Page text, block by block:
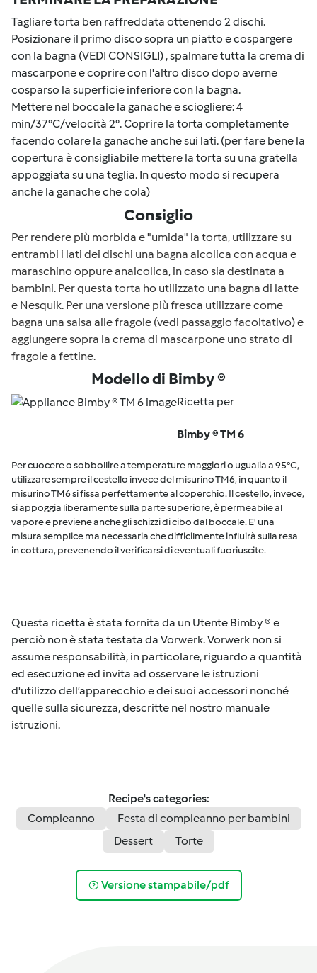
Tagliare torta ben raffreddata ottenendo 2 dischi.
Posizionare il primo disco sopra un piatto e cospargere
con la bagna (VEDI CONSIGLI) , spalmare tutta la crema di
mascarpone e coprire con l'altro disco dopo averne
cosparso la superficie inferiore con la bagna.
Mettere nel boccale la ganache e sciogliere: 4
min/37°C/velocità 2°. Coprire la torta completamente
facendo colare la ganache anche sui lati. (per fare bene la
copertura è consigliabile mettere la torta su una gratella
appoggiata su una teglia. In questo modo si recupera
anche la ganache che cola)
Consiglio
Per rendere più morbida e "umida" la torta, utilizzare su
entrambi i lati dei dischi una bagna alcolica con acqua e
maraschino oppure analcolica, in caso sia destinata a
bambini. Per questa torta ho utilizzato una bagna di latte
e Nesquik. Per una versione più fresca utilizzare come
bagna una salsa alle fragole (vedi passaggio facoltativo) e
aggiungere sopra la crema di mascarpone uno strato di
fragole a fettine.
Modello di Bimby ®
Ricetta per
Bimby ® TM 6
Per cuocere o sobbollire a temperature maggiori o ugualia a 95°C,
utilizzare sempre il cestello invece del misurino TM6, in quanto il
misurino TM6 si fissa perfettamente al coperchio. Il cestello, invece,
si appoggia liberamente sulla parte superiore, è permeabile al
vapore e previene anche gli schizzi di cibo dal boccale. E' una
misura semplice ma necessaria che difficilmente influirà sulla resa
in cottura, prevenendo il verificarsi di eventuali fuoriuscite.
Questa ricetta è stata fornita da un Utente Bimby ® e
perciò non è stata testata da Vorwerk. Vorwerk non si
assume responsabilità, in particolare, riguardo a quantità
ed esecuzione ed invita ad osservare le istruzioni
d'utilizzo dell’apparecchio e dei suoi accessori nonché
quelle sulla sicurezza, descritte nel nostro manuale
istruzioni.
Recipe's categories:
Compleanno
Festa di compleanno per bambini
Dessert
Torte
Versione stampabile/pdf